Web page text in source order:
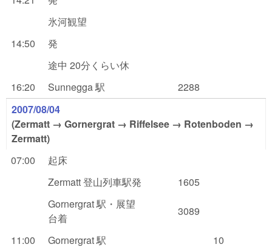
氷河観望
14:50
発
途中 20分くらい休
16:20
Sunnegga 駅
2288
2007/08/04
(Zermatt → Gornergrat → Riffelsee → Rotenboden →
Zermatt)
07:00
起床
Zermatt 登山列車駅発
1605
Gornergrat 駅・展望
台着
3089
11:00 Gornergrat 駅
10